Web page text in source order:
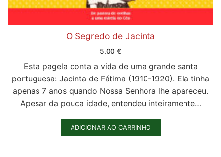
O Segredo de Jacinta
5.00 €
Esta pagela conta a vida de uma grande santa
portuguesa: Jacinta de Fátima (1910-1920). Ela tinha
apenas 7 anos quando Nossa Senhora lhe apareceu.
Apesar da pouca idade, entendeu inteiramente…
ADICIONAR AO CARRINHO